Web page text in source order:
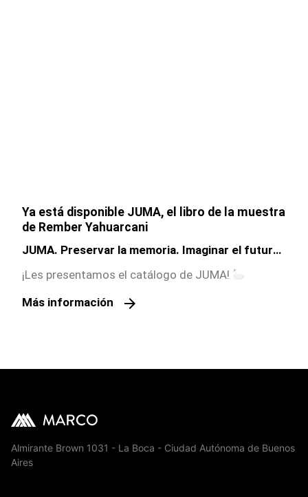
Ya está disponible JUMA, el libro de la muestra
de Rember Yahuarcani
JUMA. Preservar la memoria. Imaginar el futuro,
fue la primer muestra del artista peruano
¡Les presentamos el catálogo de JUMA!
Más información arrow_forward
Almirante Brown 1031 - La Boca - Ciudad Autónoma de Buenos
Aires